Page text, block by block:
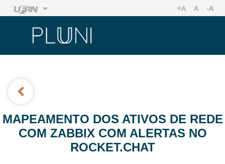
Ir
Ir
+AAUMENTAR
A -A
MAPEAMENTO DOS ATIVOS DE REDE
COM ZABBIX COM ALERTAS NO
ROCKET.CHAT